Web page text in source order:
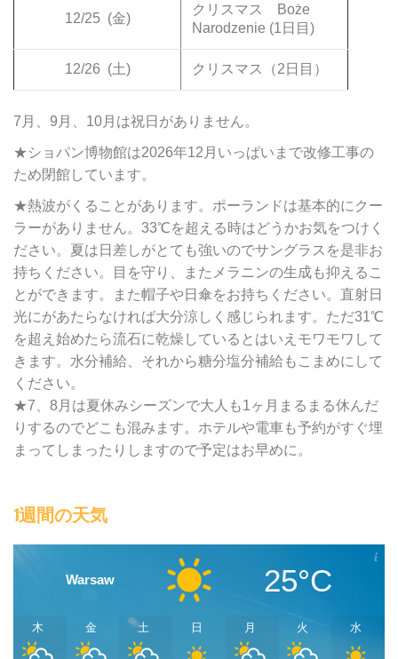
12/25 (金)
クリスマス Boże
Narodzenie (1日目)
12/26 (土) クリスマス（2日目）
7月、9月、10月は祝日がありません。
★ショパン博物館は2026年12月いっぱいまで改修工事の
ため閉館しています。
★熱波がくることがあります。ポーランドは基本的にクー
ラーがありません。33℃を超える時はどうかお気をつけく
ださい。夏は日差しがとても強いのでサングラスを是非お
持ちください。目を守り、またメラニンの生成も抑えるこ
とができます。また帽子や日傘をお持ちください。直射日
光にがあたらなければ大分涼しく感じられます。ただ31℃
を超え始めたら流石に乾燥しているとはいえモワモワして
きます。水分補給、それから糖分塩分補給もこまめにして
ください。
★7、8月は夏休みシーズンで大人も1ヶ月まるまる休んだ
りするのでどこも混みます。ホテルや電車も予約がすぐ埋
まってしまったりしますので予定はお早めに。
1週間の天気
Warsaw 25°C
木 金 土 日 月 火 水